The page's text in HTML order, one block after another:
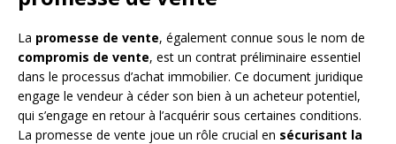
La promesse de vente, également connue sous le nom de
compromis de vente, est un contrat préliminaire essentiel
dans le processus d’achat immobilier. Ce document juridique
engage le vendeur à céder son bien à un acheteur potentiel,
qui s’engage en retour à l’acquérir sous certaines conditions.
La promesse de vente joue un rôle crucial en sécurisant la